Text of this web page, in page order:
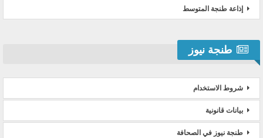
إذاعة طنجة المتوسط
طنجة نيوز
شروط الاستخدام
بيانات قانونية
طنجة نيوز في الصحافة